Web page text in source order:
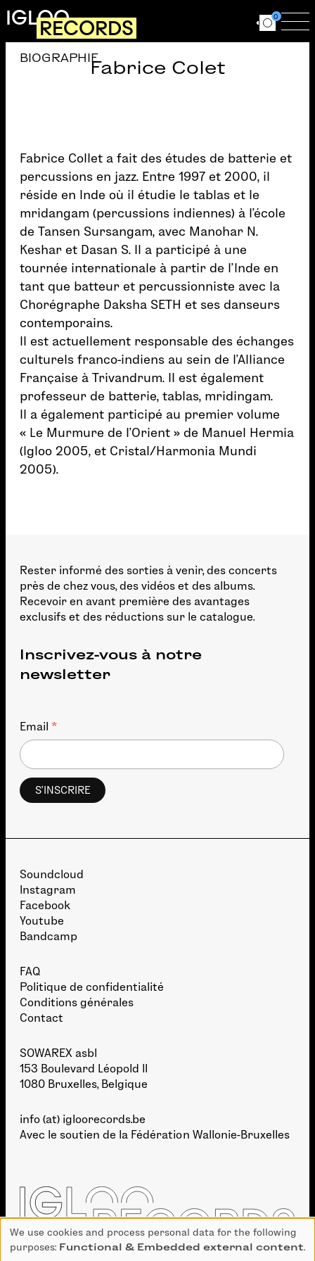
Aller au contenu principal
IGLOORECORDS Ouvrir le
0
Fabrice Colet
BIOGRAPHIE
Fabrice Collet a fait des études de batterie et
percussions en jazz. Entre 1997 et 2000, il
réside en Inde où il étudie le tablas et le
mridangam (percussions indiennes) à l’école
de Tansen Sursangam, avec Manohar N.
Keshar et Dasan S. Il a participé à une
tournée internationale à partir de l’Inde en
tant que batteur et percussionniste avec la
Chorégraphe Daksha SETH et ses danseurs
contemporains.
Il est actuellement responsable des échanges
culturels franco-indiens au sein de l’Alliance
Française à Trivandrum. Il est également
professeur de batterie, tablas, mridingam.
Il a également participé au premier volume
« Le Murmure de l’Orient » de Manuel Hermia
(Igloo 2005, et Cristal/Harmonia Mundi
2005).
Rester informé des sorties à venir, des concerts
près de chez vous, des vidéos et des albums.
Recevoir en avant première des avantages
exclusifs et des réductions sur le catalogue.
Inscrivez-vous à notre
newsletter
Email *
Soundcloud
Instagram
Facebook
Youtube
Bandcamp
FAQ
Politique de confidentialité
Conditions générales
Contact
SOWAREX asbl
153 Boulevard Léopold II
1080 Bruxelles, Belgique
info (at) igloorecords.be
Avec le soutien de la Fédération Wallonie-Bruxelles
Use
of
We use cookies and process personal data for the following
purposes: Functional & Embedded external content.